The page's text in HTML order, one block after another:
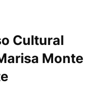
Cultural
Monte